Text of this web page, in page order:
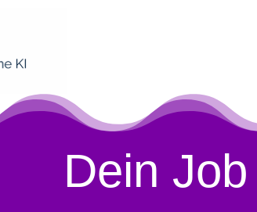
Dein